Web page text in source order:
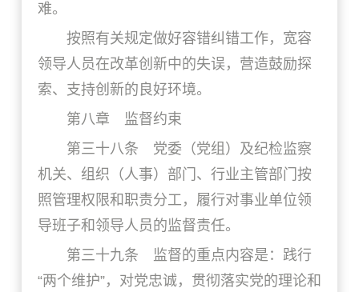
难。
按照有关规定做好容错纠错工作，宽容
领导人员在改革创新中的失误，营造鼓励探
索、支持创新的良好环境。
第八章 监督约束
第三十八条 党委（党组）及纪检监察
机关、组织（人事）部门、行业主管部门按
照管理权限和职责分工，履行对事业单位领
导班子和领导人员的监督责任。
第三十九条 监督的重点内容是：践行
“两个维护”，对党忠诚，贯彻落实党的理论和